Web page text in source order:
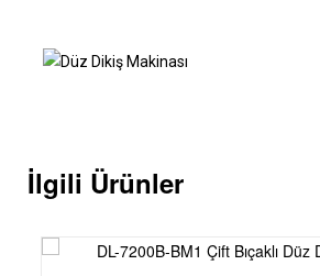
İlgili Ürünler